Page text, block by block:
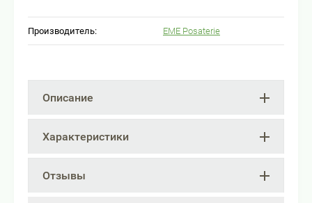
Производитель: EME Posaterie
Описание
Характеристики
Отзывы